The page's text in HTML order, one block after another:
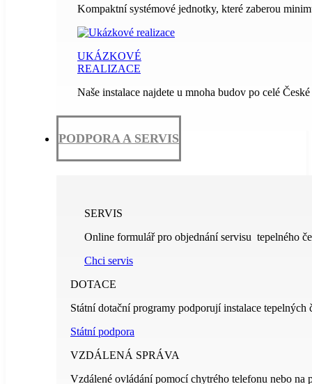
Kompaktní systémové jednotky, které zaberou
UKÁZKOVÉ
REALIZACE
Naše instalace najdete u mnoha budov po celé
PODPORA A SERVIS
SERVIS
Online formulář pro objednání servisu tepelného
Chci servis
DOTACE
Státní dotační programy podporují instalace tepelných
Státní podpora
VZDÁLENÁ SPRÁVA
Vzdálené ovládání pomocí chytrého telefonu nebo na